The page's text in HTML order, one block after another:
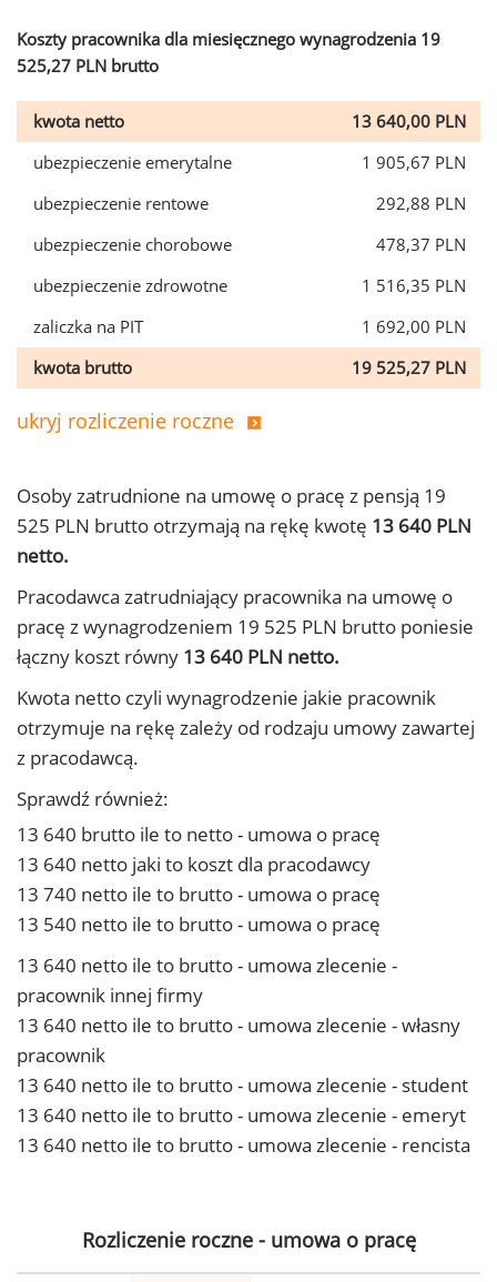
Koszty pracownika dla miesięcznego wynagrodzenia 19
525,27 PLN brutto
kwota netto
13 640,00 PLN
ubezpieczenie emerytalne
1 905,67 PLN
ubezpieczenie rentowe
292,88 PLN
ubezpieczenie chorobowe
478,37 PLN
ubezpieczenie zdrowotne
1 516,35 PLN
zaliczka na PIT
1 692,00 PLN
kwota brutto
19 525,27 PLN
ukryj rozliczenie roczne
Osoby zatrudnione na umowę o pracę z pensją 19
525 PLN brutto otrzymają na rękę kwotę 13 640 PLN
netto.
Pracodawca zatrudniający pracownika na umowę o
pracę z wynagrodzeniem 19 525 PLN brutto poniesie
łączny koszt równy 13 640 PLN netto.
Kwota netto czyli wynagrodzenie jakie pracownik
otrzymuje na rękę zależy od rodzaju umowy zawartej
z pracodawcą.
Sprawdź również:
13 640 brutto ile to netto - umowa o pracę
13 640 netto jaki to koszt dla pracodawcy
13 740 netto ile to brutto - umowa o pracę
13 540 netto ile to brutto - umowa o pracę
13 640 netto ile to brutto - umowa zlecenie -
pracownik innej firmy
13 640 netto ile to brutto - umowa zlecenie - własny
pracownik
13 640 netto ile to brutto - umowa zlecenie - student
13 640 netto ile to brutto - umowa zlecenie - emeryt
13 640 netto ile to brutto - umowa zlecenie - rencista
Rozliczenie roczne - umowa o pracę